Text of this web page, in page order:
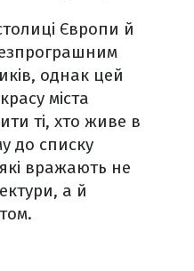
Європи й
однак цей
міста
ті, хто живе в
до списку
вражають не
а й